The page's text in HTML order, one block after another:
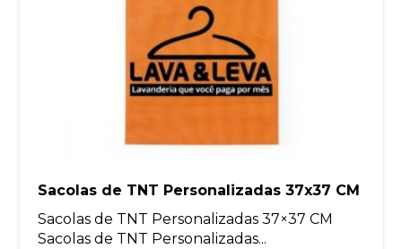
Sacolas de TNT Personalizadas 37x37 CM
Sacolas de TNT Personalizadas 37×37 CM
Sacolas de TNT Personalizadas...